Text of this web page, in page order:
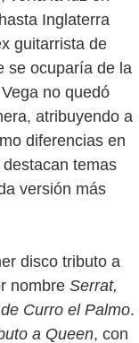
Inglaterra
guitarrista de
se ocuparía de la
no quedó
atribuyendo a
diferencias en
temas
versión más
disco tributo a
nombre Serrat,
Curro el Palmo.
a Queen, con